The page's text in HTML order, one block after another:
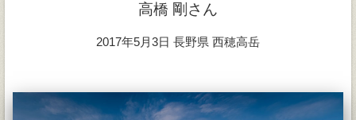
高橋 剛さん
2017年5月3日 長野県 西穂高岳